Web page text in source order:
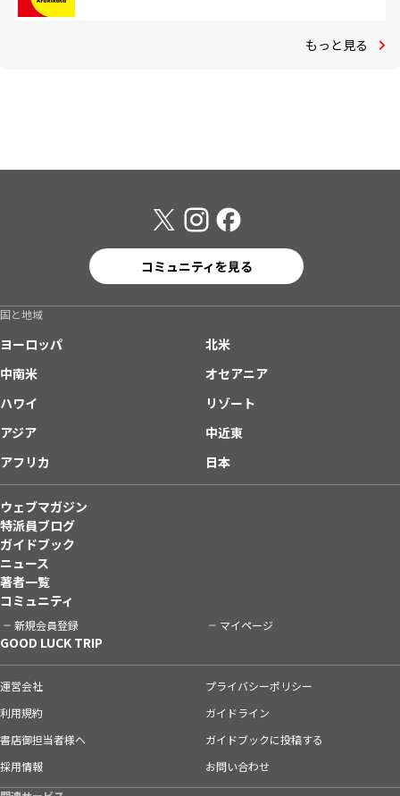
もっと見る
コミュニティを見る
国と地域
ヨーロッパ
北米
中南米
オセアニア
ハワイ
リゾート
アジア
中近東
アフリカ
日本
ウェブマガジン
特派員ブログ
ガイドブック
ニュース
著者一覧
コミュニティ
新規会員登録 マイページ
GOOD LUCK TRIP
運営会社
プライバシーポリシー
利用規約
ガイドライン
書店御担当者様へ
ガイドブックに投稿する
採用情報
お問い合わせ